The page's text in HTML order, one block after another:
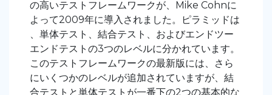
の高いテストフレームワークが、Mike Cohnに
よって2009年に導入されました。ピラミッドは
、単体テスト、結合テスト、およびエンドツー
エンドテストの3つのレベルに分かれています。
このテストフレームワークの最新版には、さら
にいくつかのレベルが追加されていますが、結
合テストと単体テストが一番下の2つの基本的な